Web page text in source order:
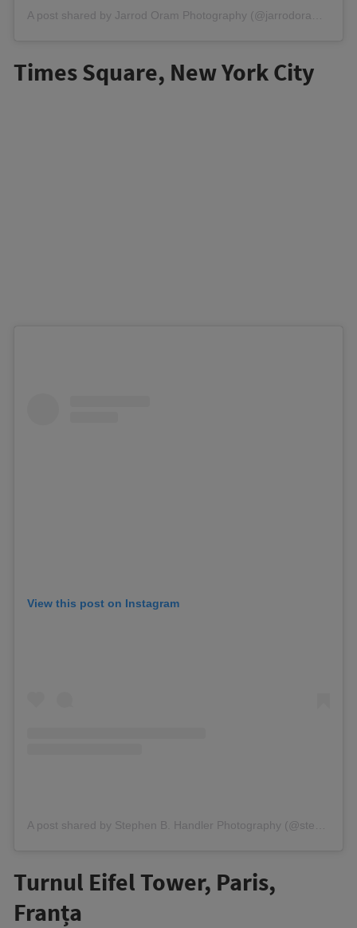
Times Square, New York City
View this post on Instagram
Turnul Eifel Tower, Paris,
Franța